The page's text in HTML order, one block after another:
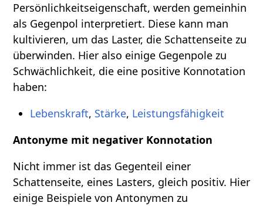
Persönlichkeitseigenschaft, werden gemeinhin
als Gegenpol interpretiert. Diese kann man
kultivieren, um das Laster, die Schattenseite zu
überwinden. Hier also einige Gegenpole zu
Schwächlichkeit, die eine positive Konnotation
haben:
Lebenskraft, Stärke, Leistungsfähigkeit
Antonyme mit negativer Konnotation
Nicht immer ist das Gegenteil einer
Schattenseite, eines Lasters, gleich positiv. Hier
einige Beispiele von Antonymen zu